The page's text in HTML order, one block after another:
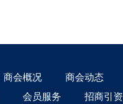
商会概况
商会动态
会员服务 招商引资